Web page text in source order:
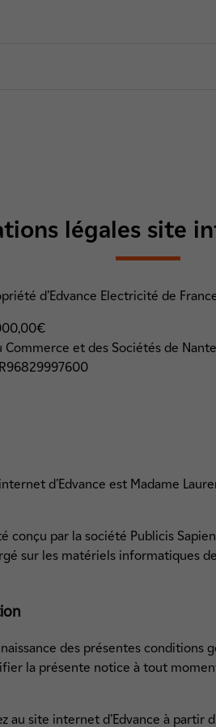
légales site
d’Edvance Electricité de
et des Sociétés de
d’Edvance est Madame
conçu par la société Publicis
sur les matériels informatiques
des présentes conditions
la présente notice à tout
au site internet d’Edvance à partir